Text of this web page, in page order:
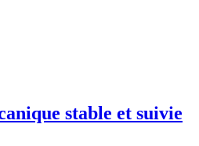
stable et suivie